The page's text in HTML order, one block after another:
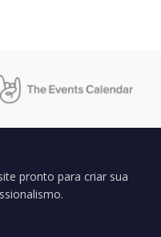
pronto para criar sua